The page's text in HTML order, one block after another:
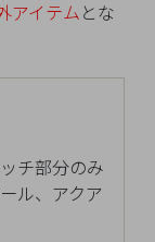
アイテムとな
チ部分のみ
ル、アクア